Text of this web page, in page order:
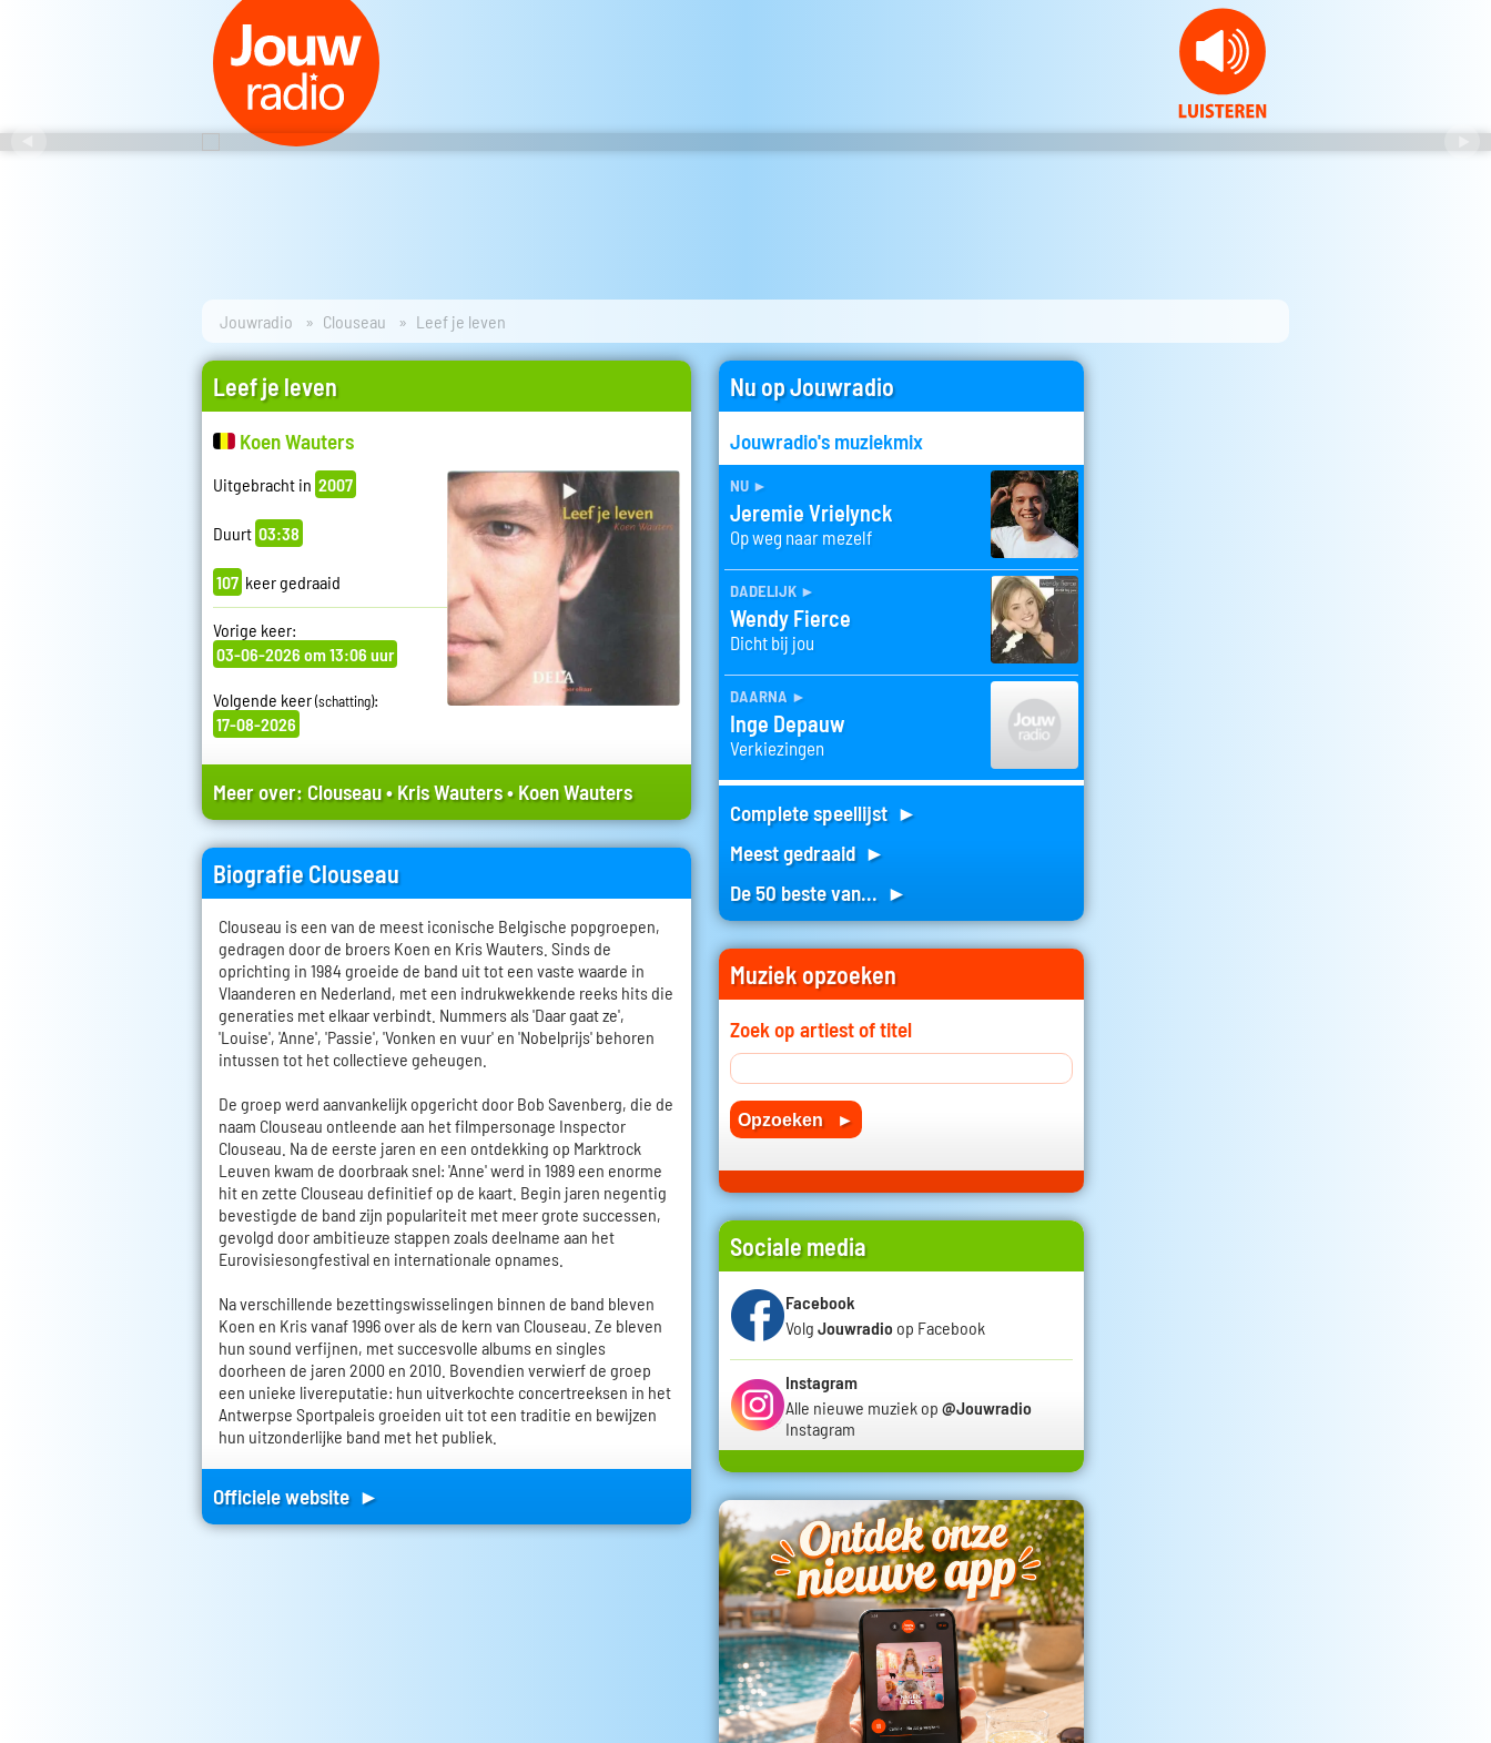
Jouwradio Clouseau Leef je leven
Leef je leven
Koen Wauters
Uitgebracht in 2007
Duurt 03:38
107 keer gedraaid
Vorige keer:
03-06-2026 om 13:06 uur
Volgende keer(schatting):
17-08-2026
Meer over: Clouseau•Kris Wauters•Koen Wauters
Biografie Clouseau
Clouseau is een van de meest iconische Belgische popgroepen,
gedragen door de broers Koen en Kris Wauters. Sinds de
oprichting in 1984 groeide de band uit tot een vaste waarde in
Vlaanderen en Nederland, met een indrukwekkende reeks hits die
generaties met elkaar verbindt. Nummers als 'Daar gaat ze',
'Louise', 'Anne', 'Passie', 'Vonken en vuur' en 'Nobelprijs' behoren
intussen tot het collectieve geheugen.
De groep werd aanvankelijk opgericht door Bob Savenberg, die de
naam Clouseau ontleende aan het filmpersonage Inspector
Clouseau. Na de eerste jaren en een ontdekking op Marktrock
Leuven kwam de doorbraak snel: 'Anne' werd in 1989 een enorme
hit en zette Clouseau definitief op de kaart. Begin jaren negentig
bevestigde de band zijn populariteit met meer grote successen,
gevolgd door ambitieuze stappen zoals deelname aan het
Eurovisiesongfestival en internationale opnames.
Na verschillende bezettingswisselingen binnen de band bleven
Koen en Kris vanaf 1996 over als de kern van Clouseau. Ze bleven
hun sound verfijnen, met succesvolle albums en singles
doorheen de jaren 2000 en 2010. Bovendien verwierf de groep
een unieke livereputatie: hun uitverkochte concertreeksen in het
Antwerpse Sportpaleis groeiden uit tot een traditie en bewijzen
hun uitzonderlijke band met het publiek.
Officiele website ►
Nu op Jouwradio
Jouwradio's muziekmix
nu ►
Jeremie Vrielynck
Op weg naar mezelf
dadelijk ►
Wendy Fierce
Dicht bij jou
daarna ►
Inge Depauw
Verkiezingen
Complete speellijst ►
Meest gedraaid ►
De 50 beste van... ►
Muziek opzoeken
Zoek op artiest of titel
Sociale media
Facebook
Volg Jouwradio op Facebook
Instagram
Alle nieuwe muziek op @Jouwradio
Instagram